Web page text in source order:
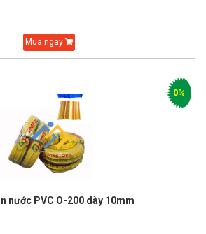
Mua ngay
nước PVC O-200 dày 10mm
0%